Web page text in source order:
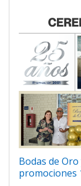
Bodas de
promociones